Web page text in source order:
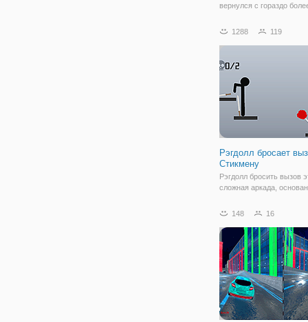
вернулся с гораздо
автомобиль трюк игры
оригинальные
в этой игре. Все новые
1288 119
Рэгдолл бросает
Стикмену
Рэгдолл бросить вызов
сложная аркада,
вашего персонажа,
врагов. Собирайте
использовать их, чтобы
новую одежду для
148 16